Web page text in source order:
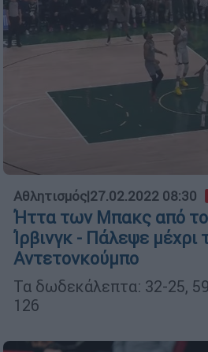
Αθλητισμός|27.02.2022 08:30
Ήττα των Μπακς από
Ίρβινγκ - Πάλεψε μέχρι
Αντετονκούμπο
Τα δωδεκάλεπτα: 32-25,
126